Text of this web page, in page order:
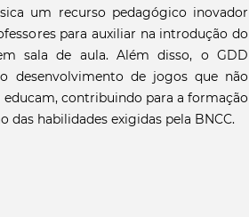
um recurso pedagógico inovador
para auxiliar na introdução do
sala de aula. Além disso, o GDD
desenvolvimento de jogos que não
contribuindo para a formação
das habilidades exigidas pela BNCC.